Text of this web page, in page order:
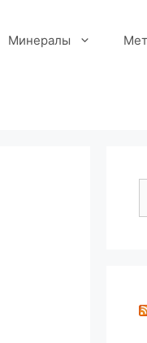
Минералы